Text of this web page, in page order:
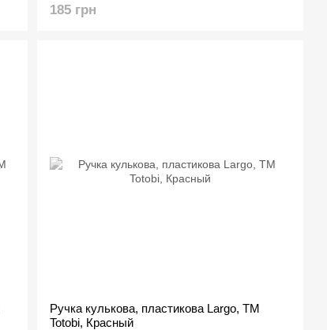
185 грн
Ручка кулькова, пластикова Largo, TM
Totobi, Красный